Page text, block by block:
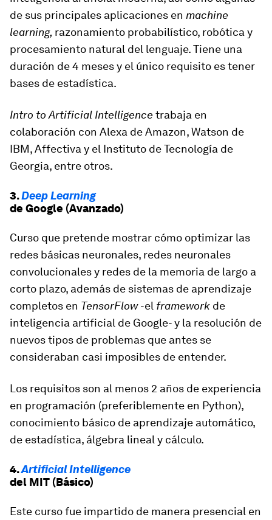
de sus principales aplicaciones en machine
learning, razonamiento probabilístico, robótica y
procesamiento natural del lenguaje. Tiene una
duración de 4 meses y el único requisito es tener
bases de estadística.
Intro to Artificial Intelligence trabaja en
colaboración con Alexa de Amazon, Watson de
IBM, Affectiva y el Instituto de Tecnología de
Georgia, entre otros.
3.Deep Learning
de Google (Avanzado)
Curso que pretende mostrar cómo optimizar las
redes básicas neuronales, redes neuronales
convolucionales y redes de la memoria de largo a
corto plazo, además de sistemas de aprendizaje
completos en TensorFlow-el framework de
inteligencia artificial de Google- y la resolución de
nuevos tipos de problemas que antes se
consideraban casi imposibles de entender.
Los requisitos son al menos 2 años de experiencia
en programación (preferiblemente en Python),
conocimiento básico de aprendizaje automático,
de estadística, álgebra lineal y cálculo.
4.Artificial Intelligence
del MIT (Básico)
Este curso fue impartido de manera presencial en